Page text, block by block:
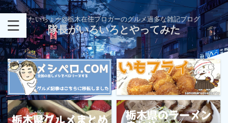
たいちょー@栃木在住ブロガーのグルメ過多な雑記ブログ
隊長がいろいろとやってみた